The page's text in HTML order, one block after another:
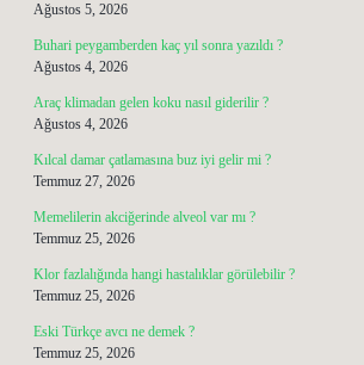
Ağustos 5, 2026
Buhari peygamberden kaç yıl sonra yazıldı ?
Ağustos 4, 2026
Araç klimadan gelen koku nasıl giderilir ?
Ağustos 4, 2026
Kılcal damar çatlamasına buz iyi gelir mi ?
Temmuz 27, 2026
Memelilerin akciğerinde alveol var mı ?
Temmuz 25, 2026
Klor fazlalığında hangi hastalıklar görülebilir ?
Temmuz 25, 2026
Eski Türkçe avcı ne demek ?
Temmuz 25, 2026